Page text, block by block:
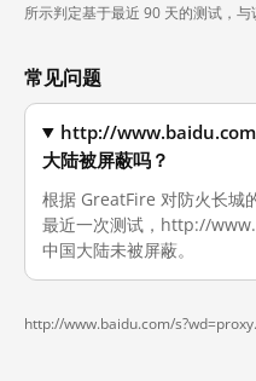
所示判定基于最近 90 天的测试，与
常见问题
http://
大陆被屏蔽吗？
根据 GreatFire 对防火长城
最近一次测试，http://
中国大陆未被屏蔽。
http://www.baidu.com/